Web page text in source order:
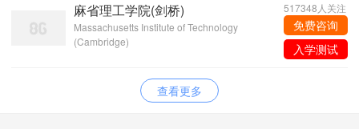
麻省理工学院(剑桥)
Massachusetts Institute of Technology
(Cambridge)
517348人关注
免费咨询
入学测试
查看更多